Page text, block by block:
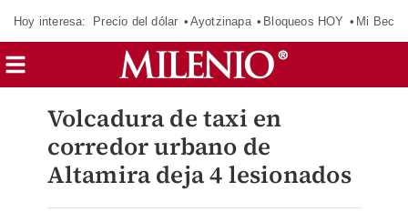
Hoy interesa: Precio del dólar Ayotzinapa Bloqueos HOY Mi Beca
Volcadura de taxi en
corredor urbano de
Altamira deja 4 lesionados